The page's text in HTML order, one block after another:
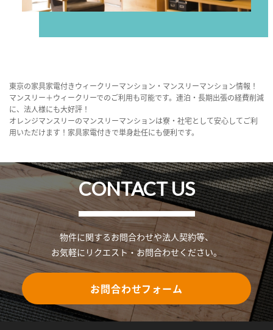
東京の家具家電付きウィークリーマンション・マンスリーマンション情報！
マンスリー＋ウィークリーでのご利用も可能です。連泊・長期出張の経費削減
に、法人様にも大好評！
オレンジマンスリーのマンスリーマンションは寮・社宅として安心してご利
用いただけます！家具家電付きで単身赴任にも便利です。
CONTACT US
物件に関するお問合わせや法人契約等、
お気軽にリクエスト・お問合わせください。
お問合わせフォーム